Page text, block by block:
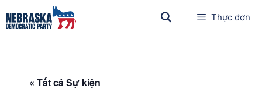
Thực đơn
« Tất cả Sự kiện